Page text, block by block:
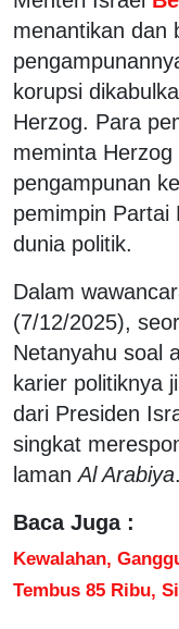
menantikan dan
korupsi
Herzog. Para
meminta
pengampunan
pemimpin Partai
dunia politik.
Dalam
(7/12/2025),
Netanyahu soal
karier politiknya
dari Presiden
singkat
lamanAl Arabiya.
Baca Juga :
Kewalahan,
Tembus 85 Ribu,